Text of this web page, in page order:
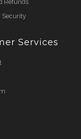
Refunds
Security
Services